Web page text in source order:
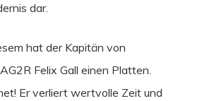
dar.
hat der Kapitän von
Felix Gall einen Platten.
Er verliert wertvolle Zeit und